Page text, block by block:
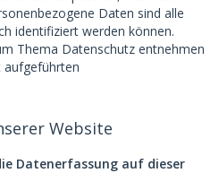
Daten sind alle
identifiziert werden können.
Thema Datenschutz entnehmen
aufgeführten
Website
Datenerfassung auf dieser